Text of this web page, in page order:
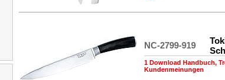
NC-2799-919
1 Download Handbuch,
Kundenmeinungen